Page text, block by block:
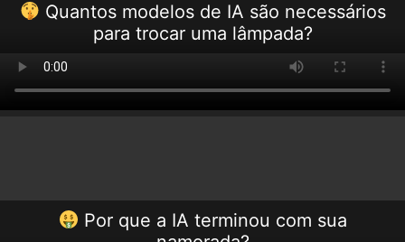
Quantos modelos de IA são necessários
para trocar uma lâmpada?
Por que a IA terminou com sua